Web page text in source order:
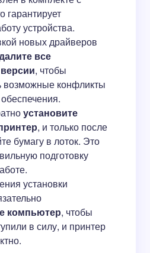
гарантирует
устройства.
новых драйверов
все
, чтобы
возможные конфликты
установите
, и только после
бумагу в лоток. Это
подготовку
установки
компьютер, чтобы
в силу, и принтер